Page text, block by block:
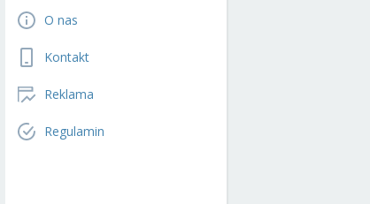
O nas
Kontakt
Reklama
Regulamin